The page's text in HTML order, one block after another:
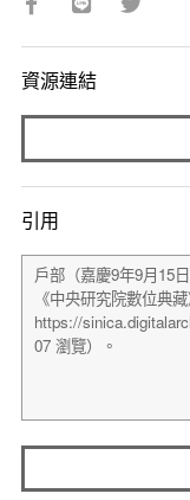
資源連結
引用